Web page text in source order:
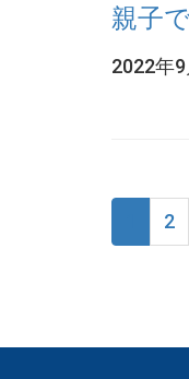
親子
2022年
2